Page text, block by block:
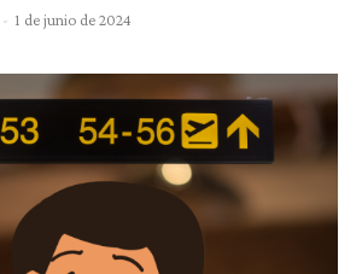
- 1 de junio de 2024